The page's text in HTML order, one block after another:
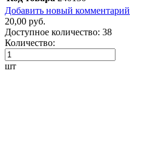
Добавить новый комментарий
20,00 руб.
Доступное количество: 38
Количество:
шт